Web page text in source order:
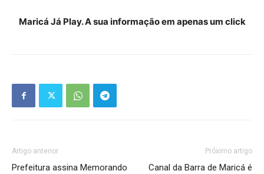
Maricá Já Play. A sua informação em apenas um click
Artigo anterior
Prefeitura assina Memorando
Próximo artigo
Canal da Barra de Maricá é